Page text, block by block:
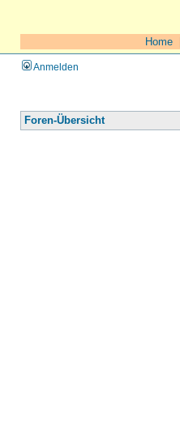
Home
Anmelden
Foren-Übersicht